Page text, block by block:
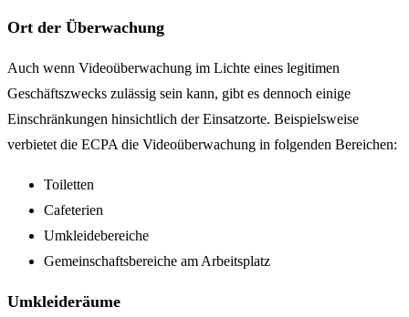
Ort der Überwachung
Auch wenn Videoüberwachung im Lichte eines legitimen
Geschäftszwecks zulässig sein kann, gibt es dennoch einige
Einschränkungen hinsichtlich der Einsatzorte. Beispielsweise
verbietet die ECPA die Videoüberwachung in folgenden Bereichen:
Toiletten
Cafeterien
Umkleidebereiche
Gemeinschaftsbereiche am Arbeitsplatz
Umkleideräume